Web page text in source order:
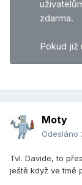
zdarma.
Pokud již
Moty
Odesláno
Tvl. Davide, to
ještě když ve tmě